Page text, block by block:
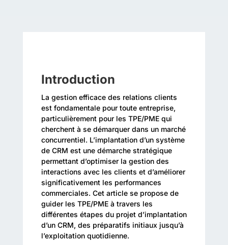
Introduction
La gestion efficace des relations clients
est fondamentale pour toute entreprise,
particulièrement pour les TPE/PME qui
cherchent à se démarquer dans un marché
concurrentiel. L’implantation d’un système
de CRM est une démarche stratégique
permettant d’optimiser la gestion des
interactions avec les clients et d’améliorer
significativement les performances
commerciales. Cet article se propose de
guider les TPE/PME à travers les
différentes étapes du projet d’implantation
d’un CRM, des préparatifs initiaux jusqu’à
l’exploitation quotidienne.